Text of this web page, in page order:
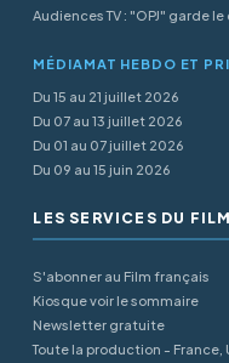
Audiences TV : "OPJ" garde
MÉDIAMAT HEBDO ET
Du 15 au 21 juillet 2026
Du 07 au 13 juillet 2026
Du 01 au 07 juillet 2026
Du 09 au 15 juin 2026
LES SERVICES DU
S'abonner au Film français
Kiosque voir le sommaire
Newsletter gratuite
Toute la production - France,